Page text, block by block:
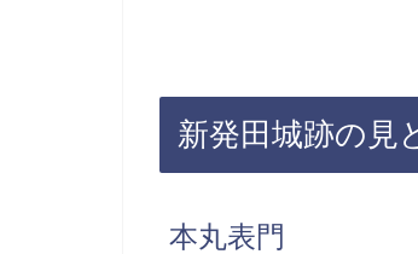
新発田城跡の見
本丸表門